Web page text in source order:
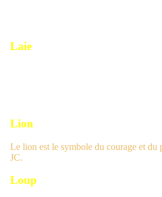
Laie
Lion
Le lion est le symbole du courage et du
JC.
Loup